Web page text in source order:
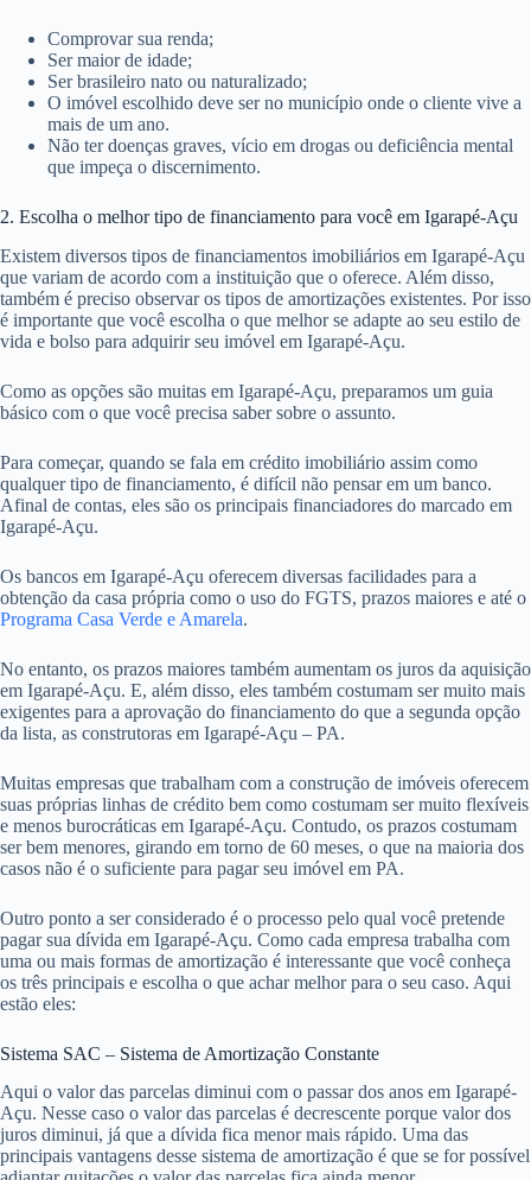
Comprovar sua renda;
Ser maior de idade;
Ser brasileiro nato ou naturalizado;
O imóvel escolhido deve ser no município onde o cliente vive a
mais de um ano.
Não ter doenças graves, vício em drogas ou deficiência mental
que impeça o discernimento.
2. Escolha o melhor tipo de financiamento para você em Igarapé-Açu
Existem diversos tipos de financiamentos imobiliários em Igarapé-Açu
que variam de acordo com a instituição que o oferece. Além disso,
também é preciso observar os tipos de amortizações existentes. Por isso
é importante que você escolha o que melhor se adapte ao seu estilo de
vida e bolso para adquirir seu imóvel em Igarapé-Açu.
Como as opções são muitas em Igarapé-Açu, preparamos um guia
básico com o que você precisa saber sobre o assunto.
Para começar, quando se fala em crédito imobiliário assim como
qualquer tipo de financiamento, é difícil não pensar em um banco.
Afinal de contas, eles são os principais financiadores do marcado em
Igarapé-Açu.
Os bancos em Igarapé-Açu oferecem diversas facilidades para a
obtenção da casa própria como o uso do FGTS, prazos maiores e até o
Programa Casa Verde e Amarela.
No entanto, os prazos maiores também aumentam os juros da aquisição
em Igarapé-Açu. E, além disso, eles também costumam ser muito mais
exigentes para a aprovação do financiamento do que a segunda opção
da lista, as construtoras em Igarapé-Açu – PA.
Muitas empresas que trabalham com a construção de imóveis oferecem
suas próprias linhas de crédito bem como costumam ser muito flexíveis
e menos burocráticas em Igarapé-Açu. Contudo, os prazos costumam
ser bem menores, girando em torno de 60 meses, o que na maioria dos
casos não é o suficiente para pagar seu imóvel em PA.
Outro ponto a ser considerado é o processo pelo qual você pretende
pagar sua dívida em Igarapé-Açu. Como cada empresa trabalha com
uma ou mais formas de amortização é interessante que você conheça
os três principais e escolha o que achar melhor para o seu caso. Aqui
estão eles:
Sistema SAC – Sistema de Amortização Constante
Aqui o valor das parcelas diminui com o passar dos anos em Igarapé-
Açu. Nesse caso o valor das parcelas é decrescente porque valor dos
juros diminui, já que a dívida fica menor mais rápido. Uma das
principais vantagens desse sistema de amortização é que se for possível